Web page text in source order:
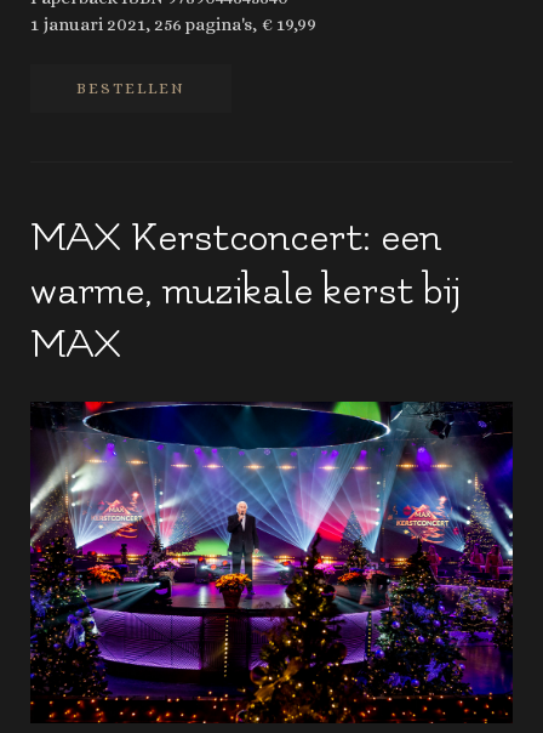
1 januari 2021, 256 pagina's, € 19,99
BESTELLEN
MAX Kerstconcert: een
warme, muzikale kerst bij
MAX